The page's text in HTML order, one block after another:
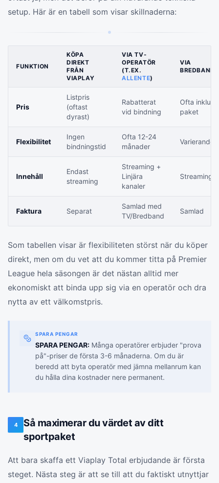
setup. Här är en tabell som visar skillnaderna:
FUNKTION
KÖPA
DIREKT
FRÅN
VIAPLAY
VIA TV-
OPERATÖR
(T.EX.
ALLENTE)
VIA
Pris
Listpris
(oftast
dyrast)
Rabatterat
vid bindning
Ofta
paket
Flexibilitet
Ingen
bindningstid
Ofta 12-24
månader
Varierande
Innehåll
Endast
streaming
Streaming +
Linjära
kanaler
Streaming
Faktura Separat
Samlad med
TV/Bredband
Samlad
Som tabellen visar är flexibiliteten störst när du köper
direkt, men om du vet att du kommer titta på Premier
League hela säsongen är det nästan alltid mer
ekonomiskt att binda upp sig via en operatör och dra
nytta av ett välkomstpris.
SPARA PENGAR
SPARA PENGAR: Många operatörer erbjuder "prova
på"-priser de första 3-6 månaderna. Om du är
beredd att byta operatör med jämna mellanrum kan
du hålla dina kostnader nere permanent.
4
Så maximerar du värdet av ditt
sportpaket
Att bara skaffa ett Viaplay Total erbjudande är första
steget. Nästa steg är att se till att du faktiskt utnyttjar